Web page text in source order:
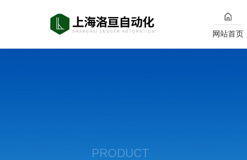
网站首页
PRODUCT